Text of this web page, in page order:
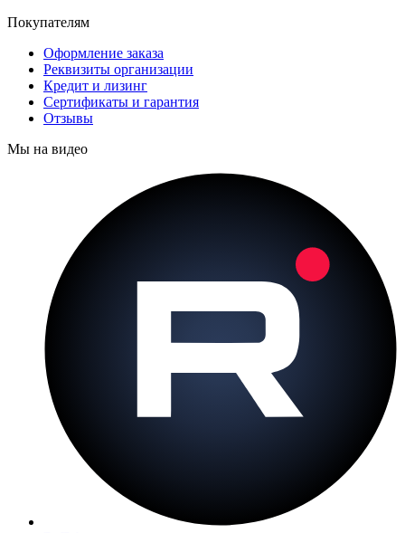
Покупателям
Оформление заказа
Реквизиты организации
Кредит и лизинг
Сертификаты и гарантия
Отзывы
Мы на видео